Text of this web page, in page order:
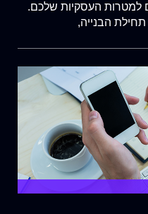
למטרות העסקיות שלכם.
הבנייה,